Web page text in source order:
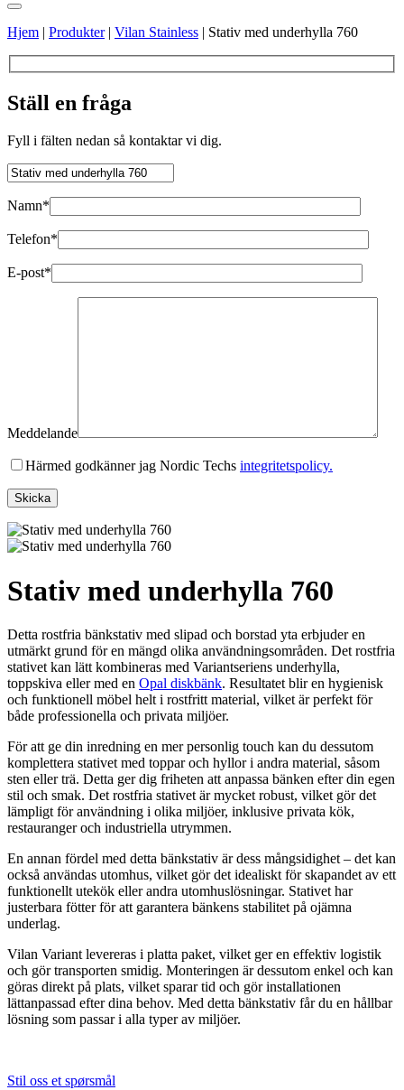
Hjem | Produkter| Vilan Stainless | Stativ med underhylla 760
Ställ en fråga
Fyll i fälten nedan så kontaktar vi dig.
Namn*
Telefon*
E-post*
Meddelande
Härmed godkänner jag Nordic Techs integritetspolicy.
Stativ med underhylla 760
Detta rostfria bänkstativ med slipad och borstad yta erbjuder en
utmärkt grund för en mängd olika användningsområden. Det rostfria
stativet kan lätt kombineras med Variantseriens underhylla,
toppskiva eller med en Opal diskbänk. Resultatet blir en hygienisk
och funktionell möbel helt i rostfritt material, vilket är perfekt för
både professionella och privata miljöer.
För att ge din inredning en mer personlig touch kan du dessutom
komplettera stativet med toppar och hyllor i andra material, såsom
sten eller trä. Detta ger dig friheten att anpassa bänken efter din egen
stil och smak. Det rostfria stativet är mycket robust, vilket gör det
lämpligt för användning i olika miljöer, inklusive privata kök,
restauranger och industriella utrymmen.
En annan fördel med detta bänkstativ är dess mångsidighet – det kan
också användas utomhus, vilket gör det idealiskt för skapandet av ett
funktionellt utekök eller andra utomhuslösningar. Stativet har
justerbara fötter för att garantera bänkens stabilitet på ojämna
underlag.
Vilan Variant levereras i platta paket, vilket ger en effektiv logistik
och gör transporten smidig. Monteringen är dessutom enkel och kan
göras direkt på plats, vilket sparar tid och gör installationen
lättanpassad efter dina behov. Med detta bänkstativ får du en hållbar
lösning som passar i alla typer av miljöer.
Stil oss et spørsmål